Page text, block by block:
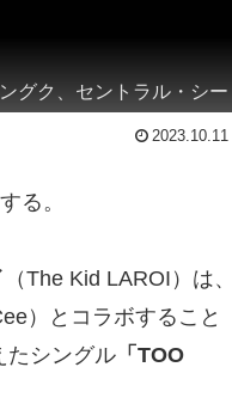
グク、セントラル・シー
2023.10.11
る。
（The Kid LAROI）は、
）とコラボすること
たシングル 「TOO